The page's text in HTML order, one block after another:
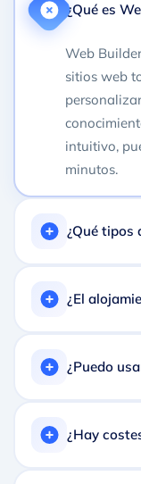
¿Qué es
Web
sitios web
intuitivo,
minutos.
¿Qué tipos
¿El
¿Puedo
¿Hay